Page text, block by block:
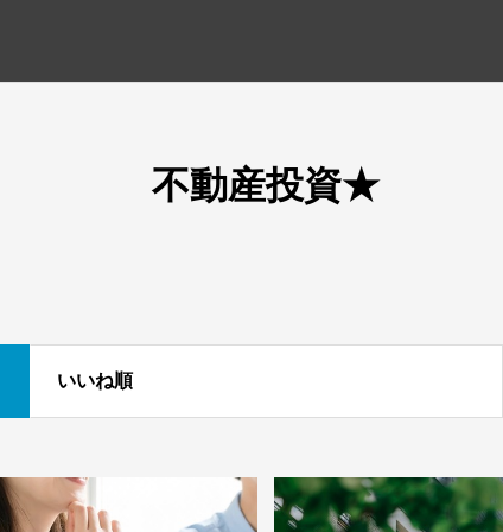
不動産投資★
いいね順